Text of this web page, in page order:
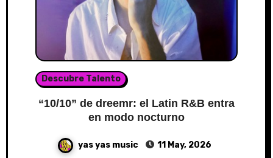
Descubre Talento
“10/10” de dreemr: el Latin R&B entra
en modo nocturno
yas yas music 11 May, 2026